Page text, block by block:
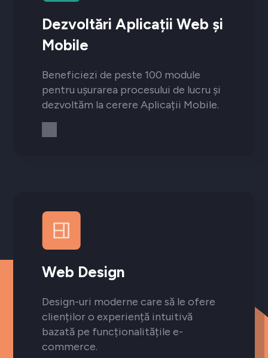
Dezvoltări Aplicații Web și
Mobile
Beneficiezi de peste 100 module
pentru ușurarea procesului de lucru și
dezvoltăm la cerere Aplicații Mobile.
Web Design
Design-uri moderne care să le ofere
clienților o experiență intuitivă
bazată pe funcționalitățile e-
commerce.